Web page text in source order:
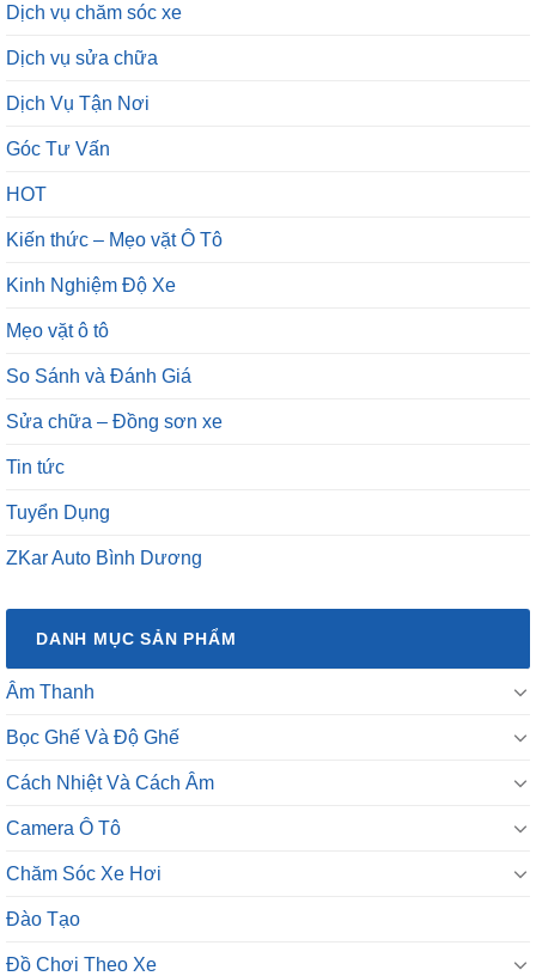
Dịch vụ chăm sóc xe
Dịch vụ sửa chữa
Dịch Vụ Tận Nơi
Góc Tư Vấn
HOT
Kiến thức – Mẹo vặt Ô Tô
Kinh Nghiệm Độ Xe
Mẹo vặt ô tô
So Sánh và Đánh Giá
Sửa chữa – Đồng sơn xe
Tin tức
Tuyển Dụng
ZKar Auto Bình Dương
DANH MỤC SẢN PHẨM
Âm Thanh
Bọc Ghế Và Độ Ghế
Cách Nhiệt Và Cách Âm
Camera Ô Tô
Chăm Sóc Xe Hơi
Đào Tạo
Đồ Chơi Theo Xe